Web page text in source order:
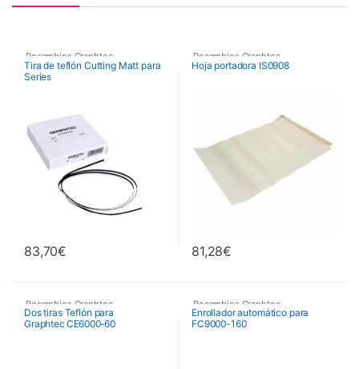
Recambios Graphtec
Tira de teflón Cutting Matt para
Series
83,70€
Recambios Graphtec
Hoja portadora IS0908
81,28€
Recambios Graphtec
Dos tiras Teflón para
Graphtec CE6000‑60
Recambios Graphtec
Enrollador automático para
FC9000-160